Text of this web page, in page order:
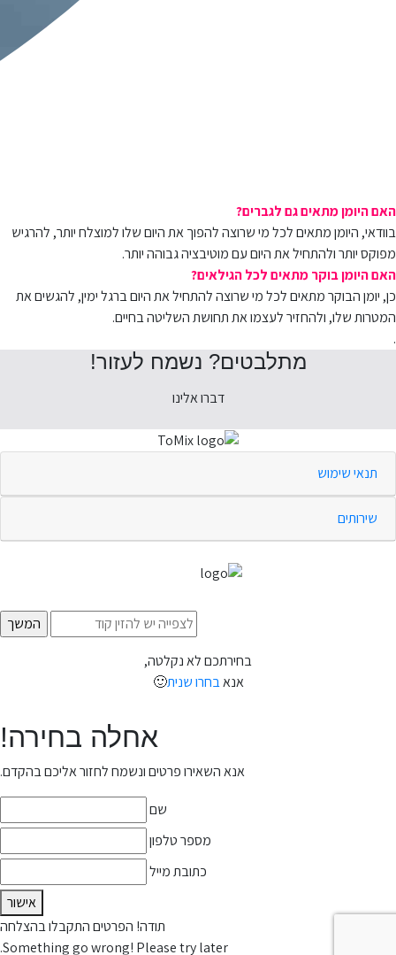
האם היומן מתאים גם לגברים?
בוודאי, היומן מתאים לכל מי שרוצה להפוך את היום שלו למוצלח יותר, להרגיש
מפוקס יותר ולהתחיל את היום עם מוטיבציה גבוהה יותר.
האם היומן בוקר מתאים לכל הגילאים?
כן, יומן הבוקר מתאים לכל מי שרוצה להתחיל את היום ברגל ימין, להגשים את
המטרות שלו, ולהחזיר לעצמו את תחושת השליטה בחיים.
.
מתלבטים? נשמח לעזור!
דברו אלינו
תנאי שימוש
שירותים
בחירתכם לא נקלטה,
אנאבחרו שנית🙂
אחלה בחירה!
אנא השאירו פרטים ונשמח לחזור אליכם בהקדם.
שם
מספר טלפון
כתובת מייל
אישור
תודה! הפרטים התקבלו בהצלחה
Something go wrong! Please try later.